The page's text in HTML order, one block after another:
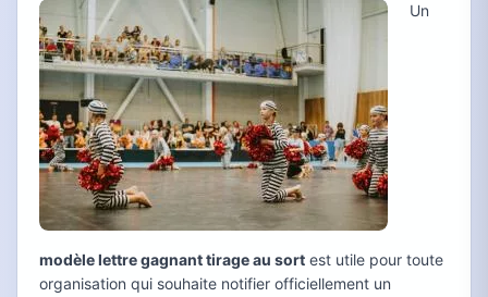
Un
modèle lettre gagnant tirage au sort est utile pour toute
organisation qui souhaite notifier officiellement un